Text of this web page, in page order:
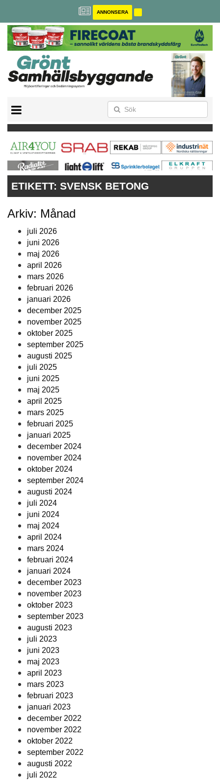
ANNONSERA
MILJÖBYGGNAD
NOLLCO2
CITYLAB
GREENBUILDING
ANNONSERA
ETIKETT: SVENSK BETONG
Arkiv: Månad
juli 2026
juni 2026
maj 2026
april 2026
mars 2026
februari 2026
januari 2026
december 2025
november 2025
oktober 2025
september 2025
augusti 2025
juli 2025
juni 2025
maj 2025
april 2025
mars 2025
februari 2025
januari 2025
december 2024
november 2024
oktober 2024
september 2024
augusti 2024
juli 2024
juni 2024
maj 2024
april 2024
mars 2024
februari 2024
januari 2024
december 2023
november 2023
oktober 2023
september 2023
augusti 2023
juli 2023
juni 2023
maj 2023
april 2023
mars 2023
februari 2023
januari 2023
december 2022
november 2022
oktober 2022
september 2022
augusti 2022
juli 2022